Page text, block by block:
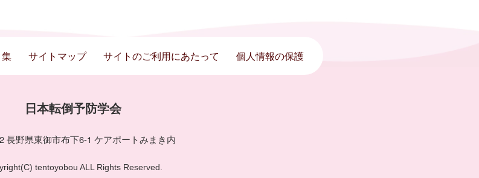
サイトマップ サイトのご利用にあたって 個人情報の保護
日本転倒予防学会
長野県東御市布下6-1 ケアポートみまき内
tentoyobou ALL Rights Reserved.